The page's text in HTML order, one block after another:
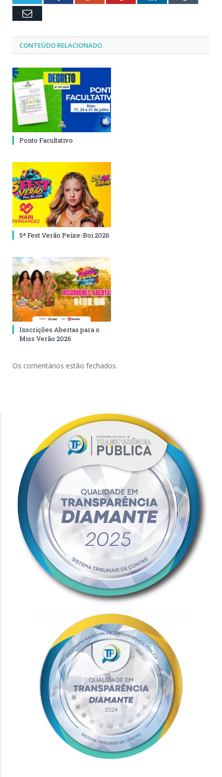
Email
CONTEÚDO RELACIONADO
Ponto Facultativo
5ª Fest Verão Peixe-Boi 2026
Inscrições Abertas para o
Miss Verão 2026
Os comentários estão fechados.